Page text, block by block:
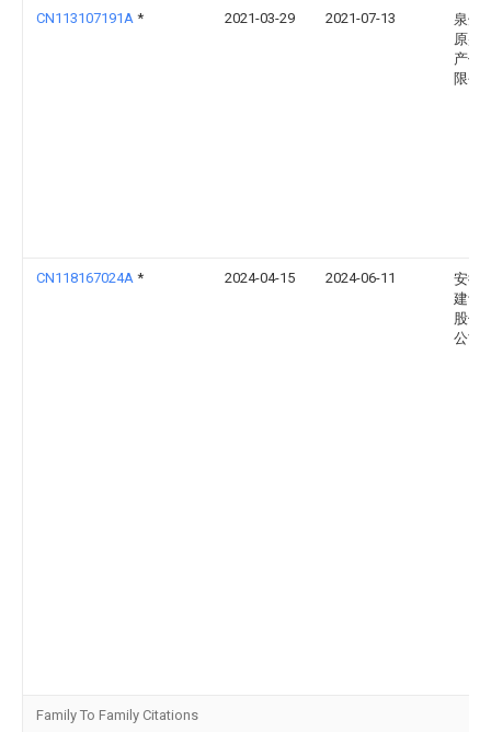
CN113107191A * 2021-03-29 2021-07-13
泉州
原盛
产代
限公
CN118167024A * 2024-04-15 2024-06-11
安徽
建设
股份
公司
Family To Family Citations